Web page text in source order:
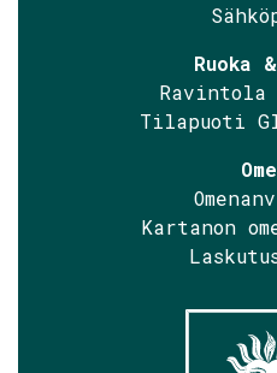
Ruoka
Ravintola
Tilapuoti
Kartanon